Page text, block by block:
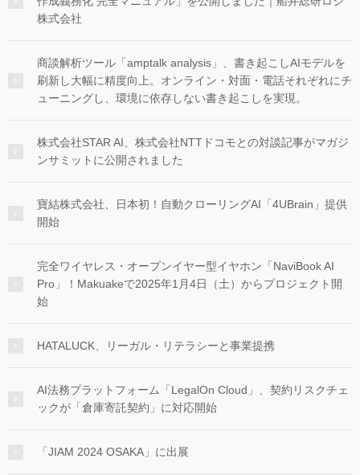
株式会社
商談解析ツール「amptalk analysis」、書き起こしAIモデルを
刷新し大幅に精度向上。オンライン・対面・電話それぞれにチ
ューニングし、環境に依存しない書き起こしを実現。
株式会社STAR AI、株式会社NTTドコモとの対談記事がマガジ
ンサミットに公開されました
寶結株式会社、日本初！自動クローリングAI「4UBrain」提供
開始
完全ワイヤレス・オープンイヤー型イヤホン「NaviBook AI
Pro」！Makuakeで2025年1月4日（土）からプロジェクト開
始
HATALUCK、リーガル・リテラシーと事業提携
AI法務プラットフォーム「LegalOn Cloud」、契約リスクチェ
ックが「倉庫寄託契約」に対応開始
「JIAM 2024 OSAKA」に出展